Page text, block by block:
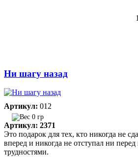
Ни шагу назад
Артикул: 012
0 гр
Артикул: 2371
Это подарок для тех, кто никогда не
вперед и никогда не отступал ни
трудностями.